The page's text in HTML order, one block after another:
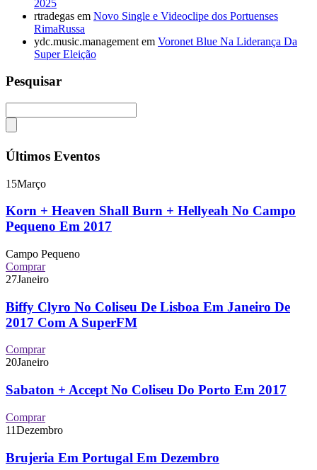
2025
rtradegas em Novo Single e Videoclipe dos Portuenses
RimaRussa
ydc.music.management em Voronet Blue Na Liderança Da
Super Eleição
Pesquisar
Últimos Eventos
15Março
Korn + Heaven Shall Burn + Hellyeah No Campo
Pequeno Em 2017
Campo Pequeno
Comprar
27Janeiro
Biffy Clyro No Coliseu De Lisboa Em Janeiro De
2017 Com A SuperFM
Comprar
20Janeiro
Sabaton + Accept No Coliseu Do Porto Em 2017
Comprar
11Dezembro
Brujeria Em Portugal Em Dezembro